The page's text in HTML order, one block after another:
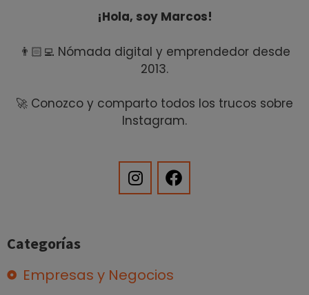
¡Hola, soy Marcos!
👨🏻‍💻 Nómada digital y emprendedor desde
2013.
🚀 Conozco y comparto todos los trucos sobre
Instagram.
Categorías
Empresas y Negocios